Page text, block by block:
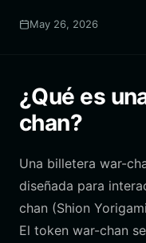
May 26, 2026
¿Qué es
chan?
Una billetera war-
diseñada para
chan (Shion
El token war-chan